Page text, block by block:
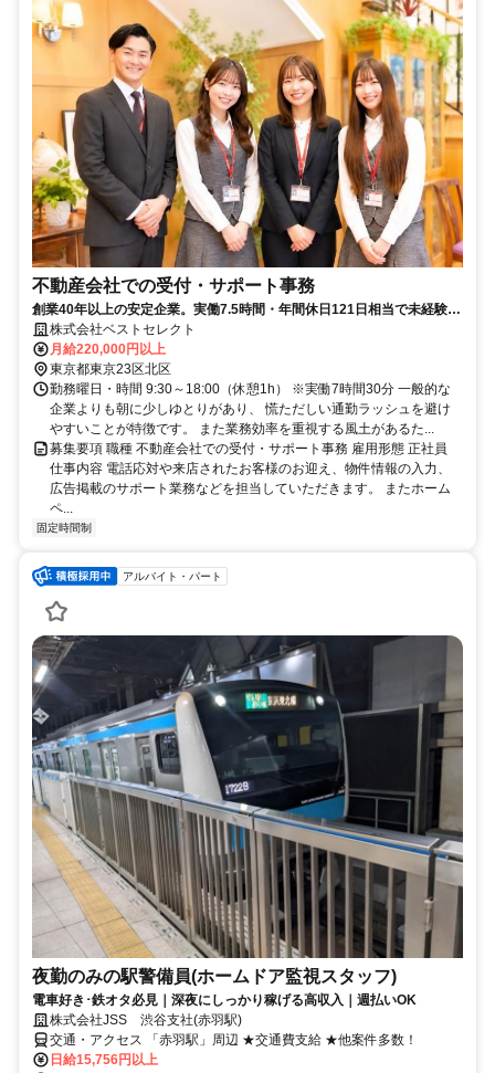
不動産会社での受付・サポート事務
創業40年以上の安定企業。実働7.5時間・年間休日121日相当で未経験か
ら始められる受付事務
株式会社ベストセレクト
月給220,000円以上
東京都東京23区北区
勤務曜日・時間 9:30～18:00（休憩1h） ※実働7時間30分 一般的な
企業よりも朝に少しゆとりがあり、 慌ただしい通勤ラッシュを避け
やすいことが特徴です。 また業務効率を重視する風土があるた...
募集要項 職種 不動産会社での受付・サポート事務 雇用形態 正社員
仕事内容 電話応対や来店されたお客様のお迎え、物件情報の入力、
広告掲載のサポート業務などを担当していただきます。 またホーム
ペ...
固定時間制
アルバイト・パート
夜勤のみの駅警備員(ホームドア監視スタッフ)
電車好き･鉄オタ必見｜深夜にしっかり稼げる高収入｜週払いOK
株式会社JSS 渋谷支社(赤羽駅)
交通・アクセス 「赤羽駅」周辺 ★交通費支給 ★他案件多数！
日給15,756円以上